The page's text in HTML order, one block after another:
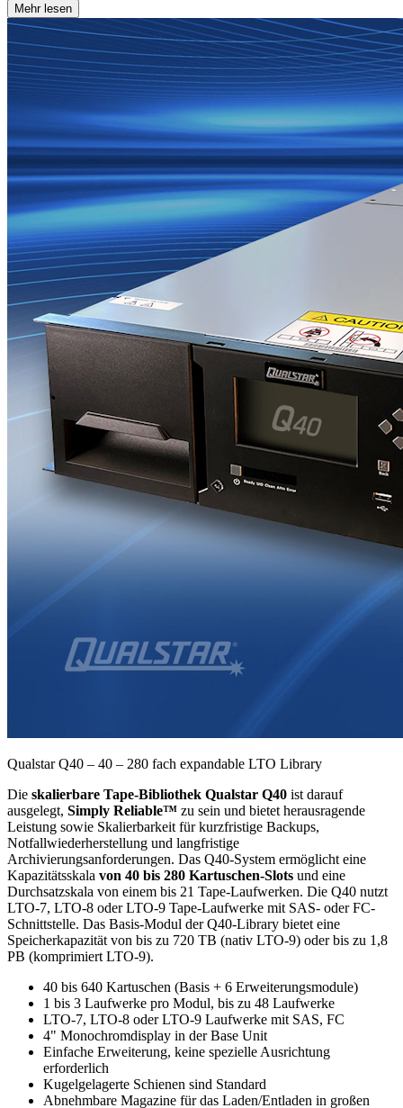
Mehr lesen
Qualstar Q40 – 40 – 280 fach expandable LTO Library
Die skalierbare Tape-Bibliothek Qualstar Q40 ist darauf
ausgelegt, Simply Reliable™ zu sein und bietet herausragende
Leistung sowie Skalierbarkeit für kurzfristige Backups,
Notfallwiederherstellung und langfristige
Archivierungsanforderungen. Das Q40-System ermöglicht eine
Kapazitätsskala von 40 bis 280 Kartuschen-Slots und eine
Durchsatzskala von einem bis 21 Tape-Laufwerken. Die Q40 nutzt
LTO-7, LTO-8 oder LTO-9 Tape-Laufwerke mit SAS- oder FC-
Schnittstelle. Das Basis-Modul der Q40-Library bietet eine
Speicherkapazität von bis zu 720 TB (nativ LTO-9) oder bis zu 1,8
PB (komprimiert LTO-9).
40 bis 640 Kartuschen (Basis + 6 Erweiterungsmodule)
1 bis 3 Laufwerke pro Modul, bis zu 48 Laufwerke
LTO-7, LTO-8 oder LTO-9 Laufwerke mit SAS, FC
4" Monochromdisplay in der Base Unit
Einfache Erweiterung, keine spezielle Ausrichtung
erforderlich
Kugelgelagerte Schienen sind Standard
Abnehmbare Magazine für das Laden/Entladen in großen